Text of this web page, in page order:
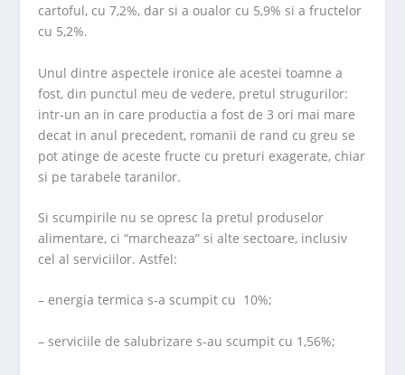
cartoful, cu 7,2%, dar si a oualor cu 5,9% si a fructelor
cu 5,2%.
Unul dintre aspectele ironice ale acestei toamne a
fost, din punctul meu de vedere, pretul strugurilor:
intr-un an in care productia a fost de 3 ori mai mare
decat in anul precedent, romanii de rand cu greu se
pot atinge de aceste fructe cu preturi exagerate, chiar
si pe tarabele taranilor.
Si scumpirile nu se opresc la pretul produselor
alimentare, ci “marcheaza” si alte sectoare, inclusiv
cel al serviciilor. Astfel:
– energia termica s-a scumpit cu 10%;
– serviciile de salubrizare s-au scumpit cu 1,56%;